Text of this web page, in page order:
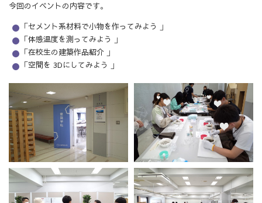
今回のイベントの内容です。
「セメント系材料で小物を作ってみよう 」
「体感温度を測ってみよう 」
「在校生の建築作品紹介 」
「空間を 3Dにしてみよう 」